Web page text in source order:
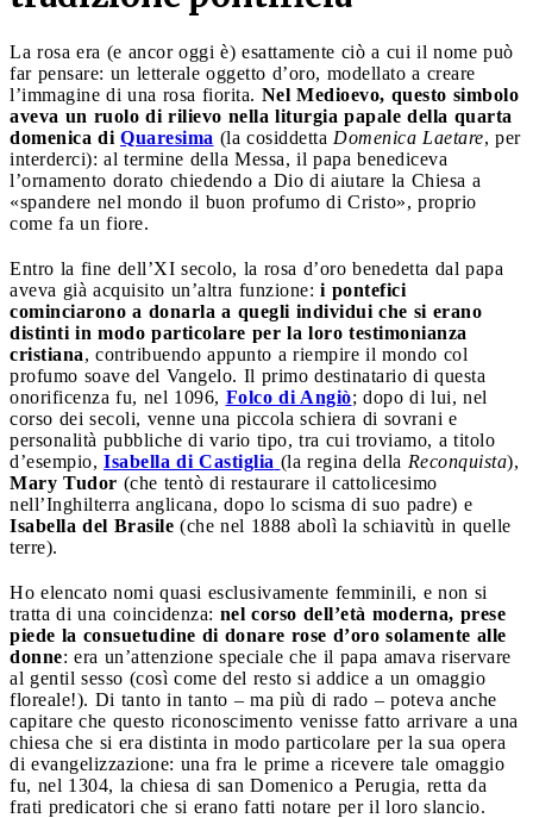
La rosa era (e ancor oggi è) esattamente ciò a cui il nome può
far pensare: un letterale oggetto d’oro, modellato a creare
l’immagine di una rosa fiorita. Nel Medioevo, questo simbolo
aveva un ruolo di rilievo nella liturgia papale della quarta
domenica di Quaresima (la cosiddetta Domenica Laetare, per
interderci): al termine della Messa, il papa benediceva
l’ornamento dorato chiedendo a Dio di aiutare la Chiesa a
«spandere nel mondo il buon profumo di Cristo», proprio
come fa un fiore.
Entro la fine dell’XI secolo, la rosa d’oro benedetta dal papa
aveva già acquisito un’altra funzione: i pontefici
cominciarono a donarla a quegli individui che si erano
distinti in modo particolare per la loro testimonianza
cristiana, contribuendo appunto a riempire il mondo col
profumo soave del Vangelo. Il primo destinatario di questa
onorificenza fu, nel 1096, Folco di Angiò; dopo di lui, nel
corso dei secoli, venne una piccola schiera di sovrani e
personalità pubbliche di vario tipo, tra cui troviamo, a titolo
d’esempio, Isabella di Castiglia (la regina della Reconquista),
Mary Tudor (che tentò di restaurare il cattolicesimo
nell’Inghilterra anglicana, dopo lo scisma di suo padre) e
Isabella del Brasile (che nel 1888 abolì la schiavitù in quelle
terre).
Ho elencato nomi quasi esclusivamente femminili, e non si
tratta di una coincidenza: nel corso dell’età moderna, prese
piede la consuetudine di donare rose d’oro solamente alle
donne: era un’attenzione speciale che il papa amava riservare
al gentil sesso (così come del resto si addice a un omaggio
floreale!). Di tanto in tanto – ma più di rado – poteva anche
capitare che questo riconoscimento venisse fatto arrivare a una
chiesa che si era distinta in modo particolare per la sua opera
di evangelizzazione: una fra le prime a ricevere tale omaggio
fu, nel 1304, la chiesa di san Domenico a Perugia, retta da
frati predicatori che si erano fatti notare per il loro slancio.